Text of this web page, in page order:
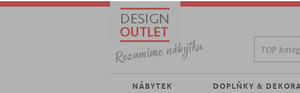
TOP
NÁBYTEK DOPLŇKY &